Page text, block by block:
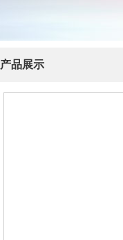
产品展示